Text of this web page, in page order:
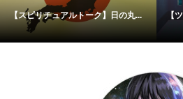
【ツインレイ】サイレントの4つの...